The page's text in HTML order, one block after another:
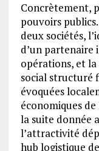
Concrètement,
pouvoirs
deux sociétés,
d’un partenaire
opérations, et la
social structuré
évoquées
économiques
la suite donnée
l’attractivité
hub logistique